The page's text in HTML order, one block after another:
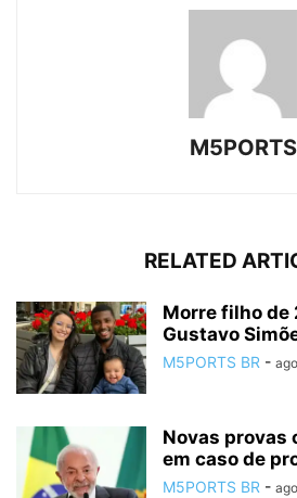
M5PORTS
RELATED
Morre filho de
Gustavo
M5PORTS BR -
Novas provas
em caso de
M5PORTS BR -